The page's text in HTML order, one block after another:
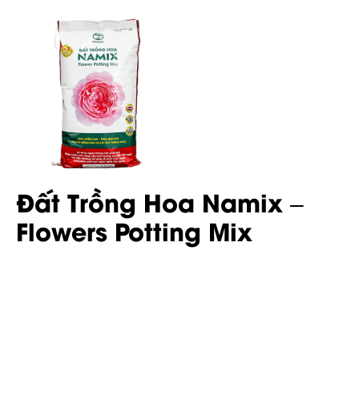
Đất Trồng Hoa Namix –
Flowers Potting Mix